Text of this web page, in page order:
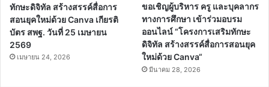
ทักษะดิจิทัล สร้างสรรค์สื่อการ
สอนยุคใหม่ด้วย Canva เกียรติ
บัตร สพฐ. วันที่ 25 เมษายน
2569
เมษายน 24, 2026
ขอเชิญผู้บริหาร ครู และบุคลากร
ทางการศึกษา เข้าร่วมอบรม
ออนไลน์ “โครงการเสริมทักษะ
ดิจิทัล สร้างสรรค์สื่อการสอนยุค
ใหม่ด้วย Canva“
มีนาคม 28, 2026